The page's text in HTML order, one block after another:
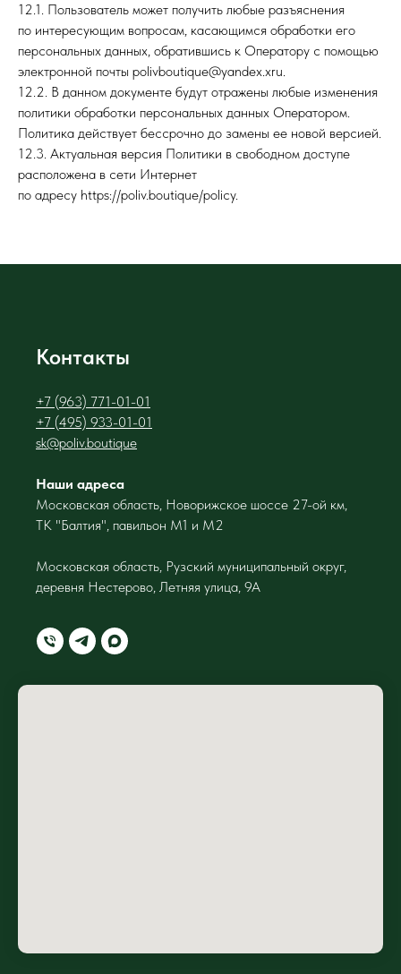
12.1. Пользователь может получить любые разъяснения
по интересующим вопросам, касающимся обработки его
персональных данных, обратившись к Оператору с помощью
электронной почты polivboutique@yandex.xru.
12.2. В данном документе будут отражены любые изменения
политики обработки персональных данных Оператором.
Политика действует бессрочно до замены ее новой версией.
12.3. Актуальная версия Политики в свободном доступе
расположена в сети Интернет
по адресу https://poliv.boutique/policy.
Контакты
+7 (963) 771-01-01
+7 (495) 933-01-01
sk@poliv.boutique
Наши адреса
Московская область, Новорижское шоссе 27-ой км,
ТК "Балтия", павильон М1 и М2
Московская область, Рузский муниципальный округ,
деревня Нестерово, Летняя улица, 9А